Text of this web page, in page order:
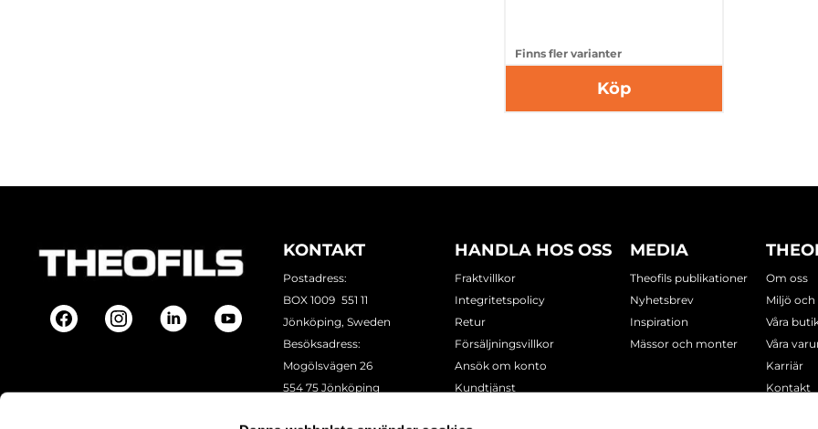
Finns fler varianter
Köp
KONTAKT
Postadress:
BOX 1009 551 11
Jönköping, Sweden
Besöksadress:
Mogölsvägen 26
554 75 Jönköping
HANDLA HOS OSS
Fraktvillkor
Integritetspolicy
Retur
Försäljningsvillkor
Ansök om konto
Kundtjänst
MEDIA
Theofils publikationer
Nyhetsbrev
Inspiration
Mässor och monter
Om oss
Miljö
Våra
Våra
Karriär
Kontakt